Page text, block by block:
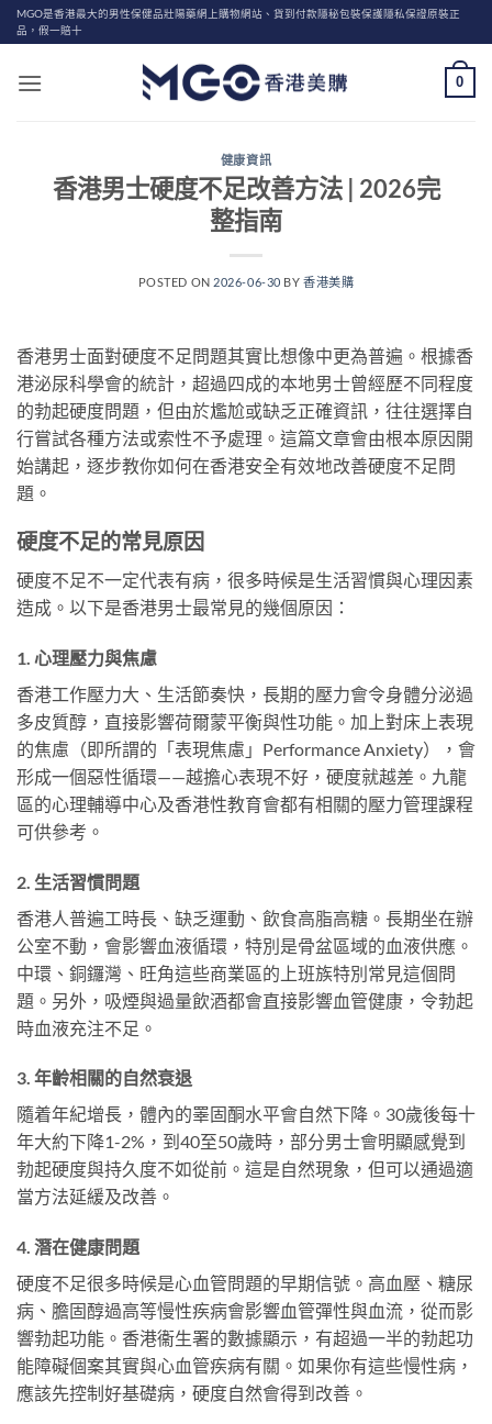
Skip
to
MGO是香港最大的男性保健品壯陽藥網上購物網站、貨到付款隱秘包裝保護隱私保證原裝正
品，假一賠十
0
健康資訊
香港男士硬度不足改善方法 | 2026完
整指南
POSTED ON 2026-06-30 BY香港美購
香港男士面對硬度不足問題其實比想像中更為普遍。根據香
港泌尿科學會的統計，超過四成的本地男士曾經歷不同程度
的勃起硬度問題，但由於尷尬或缺乏正確資訊，往往選擇自
行嘗試各種方法或索性不予處理。這篇文章會由根本原因開
始講起，逐步教你如何在香港安全有效地改善硬度不足問
題。
硬度不足的常見原因
硬度不足不一定代表有病，很多時候是生活習慣與心理因素
造成。以下是香港男士最常見的幾個原因：
1. 心理壓力與焦慮
香港工作壓力大、生活節奏快，長期的壓力會令身體分泌過
多皮質醇，直接影響荷爾蒙平衡與性功能。加上對床上表現
的焦慮（即所謂的「表現焦慮」Performance Anxiety），會
形成一個惡性循環——越擔心表現不好，硬度就越差。九龍
區的心理輔導中心及香港性教育會都有相關的壓力管理課程
可供參考。
2. 生活習慣問題
香港人普遍工時長、缺乏運動、飲食高脂高糖。長期坐在辦
公室不動，會影響血液循環，特別是骨盆區域的血液供應。
中環、銅鑼灣、旺角這些商業區的上班族特別常見這個問
題。另外，吸煙與過量飲酒都會直接影響血管健康，令勃起
時血液充注不足。
3. 年齡相關的自然衰退
隨着年紀增長，體內的睪固酮水平會自然下降。30歲後每十
年大約下降1-2%，到40至50歲時，部分男士會明顯感覺到
勃起硬度與持久度不如從前。這是自然現象，但可以通過適
當方法延緩及改善。
4. 潛在健康問題
硬度不足很多時候是心血管問題的早期信號。高血壓、糖尿
病、膽固醇過高等慢性疾病會影響血管彈性與血流，從而影
響勃起功能。香港衞生署的數據顯示，有超過一半的勃起功
能障礙個案其實與心血管疾病有關。如果你有這些慢性病，
應該先控制好基礎病，硬度自然會得到改善。